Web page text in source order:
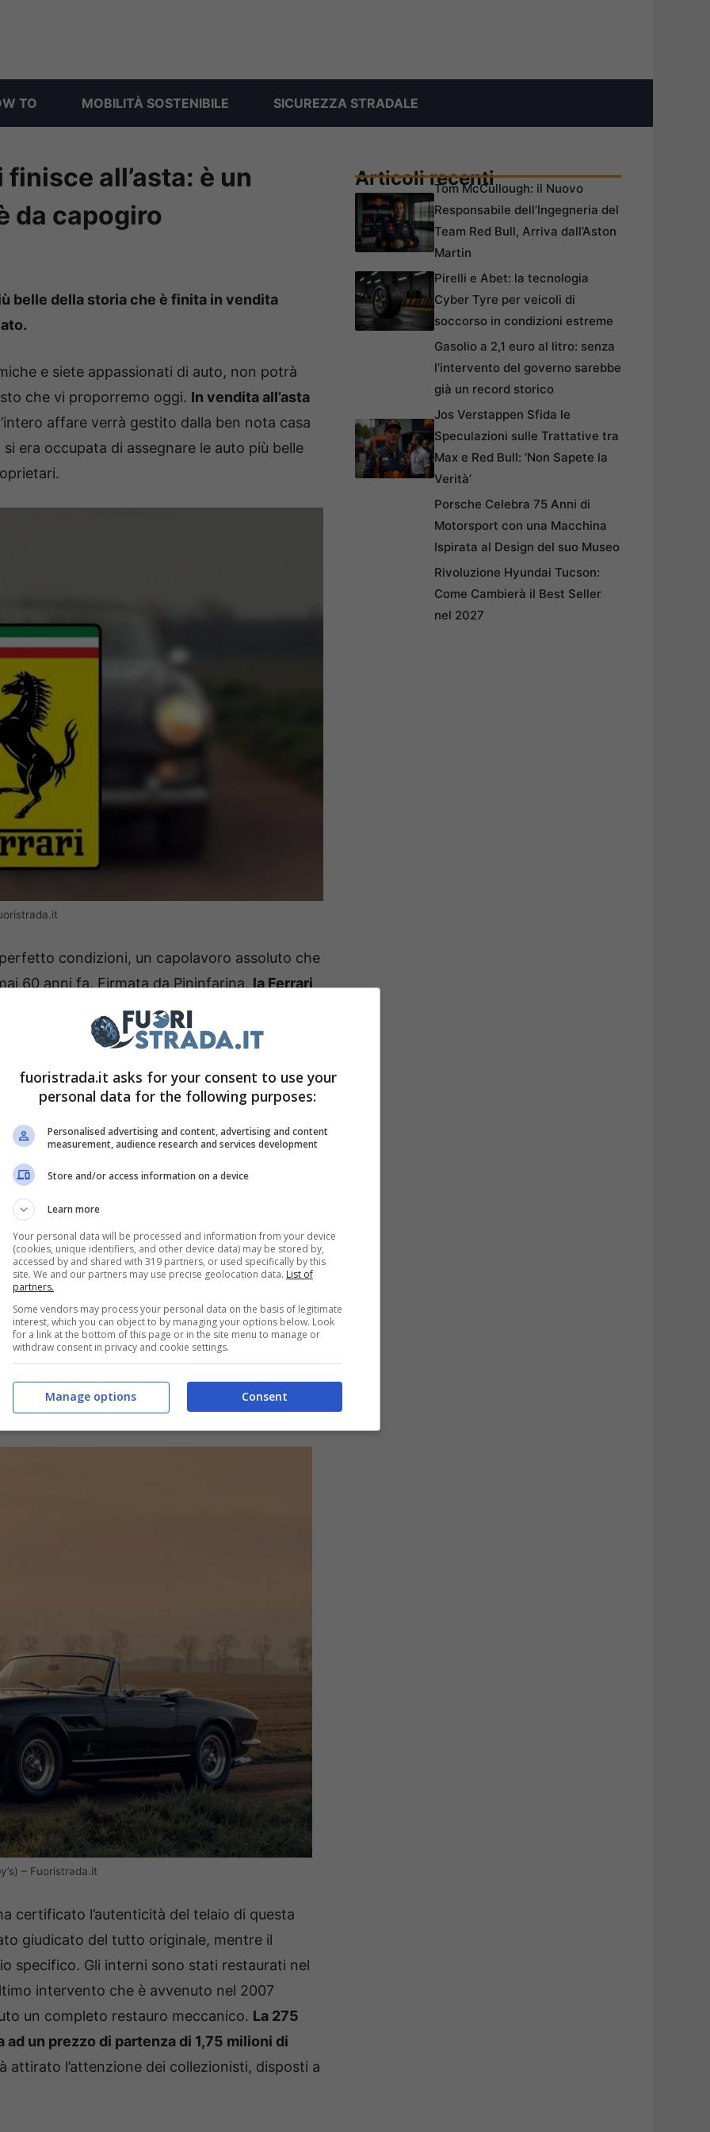
TO MOBILITÀ SOSTENIBILE SICUREZZA STRADALE
all’asta: è un
da capogiro
belle della storia che è finita in vendita
e siete appassionati di auto, non potrà
che vi proporremo oggi. In vendita all’asta
affare verrà gestito dalla ben nota casa
era occupata di assegnare le auto più belle
condizioni, un capolavoro assoluto che
60 anni fa. Firmata da Pininfarina, la Ferrari
260 cavalli
di potenza massima, da 3,3 litri
a 7.000 giri al minuto. La velocità
considerando che parliamo di una
le tecnologie erano ben più rudimentali
e la bellezza del design e l’eleganza
vettura da sogno.
spettacolare 275 GTS by
byPininfarinane vennero prodotti solamente
di telaio 06819, ed ha una carrozzeria di
garantendo uno stile unico ed un’eleganza
Il primo proprietario fu l’editore Dino Fabbri,
alla collezione diCesare De Lucchia
uscì dall’Italia, precisamente nel Regno Unito
– Fuoristrada.it
certificato l’autenticità del telaio di questa
giudicato del tutto originale, mentre il
specifico. Gli interni sono stati restaurati nel
intervento che è avvenuto nel 2007
un completo restauro meccanico. La 275
ad un prezzo di partenza di 1,75 milioni di
attirato l’attenzione dei collezionisti, disposti a
Articoli recentiTom McCullough: il Nuovo
Responsabile dell’Ingegneria del
Team Red Bull, Arriva dall’Aston
Martin
Pirelli e Abet: la tecnologia
Cyber Tyre per veicoli di
soccorso in condizioni estreme
Gasolio a 2,1 euro al litro: senza
l’intervento del governo sarebbe
già un record storico
Jos Verstappen Sfida le
Speculazioni sulle Trattative tra
Max e Red Bull: ‘Non Sapete la
Verità’
Porsche Celebra 75 Anni di
Motorsport con una Macchina
Ispirata al Design del suo Museo
Rivoluzione Hyundai Tucson:
Come Cambierà il Best Seller
nel 2027
fuoristrada.it asks for your consent to use your
personal data for the following purposes:
Personalised advertising and content, advertising and content
measurement, audience research and services development
Store and/or access information on a device
Learn more
Your personal data will be processed and information from your device
(cookies, unique identifiers, and other device data) may be stored by,
accessed by and shared with 319 partners, or used specifically by this
site. We and our partners may use precise geolocation data. List of
partners.
Some vendors may process your personal data on the basis of legitimate
interest, which you can object to by managing your options below. Look
for a link at the bottom of this page or in the site menu to manage or
withdraw consent in privacy and cookie settings.
Consent
Manage options